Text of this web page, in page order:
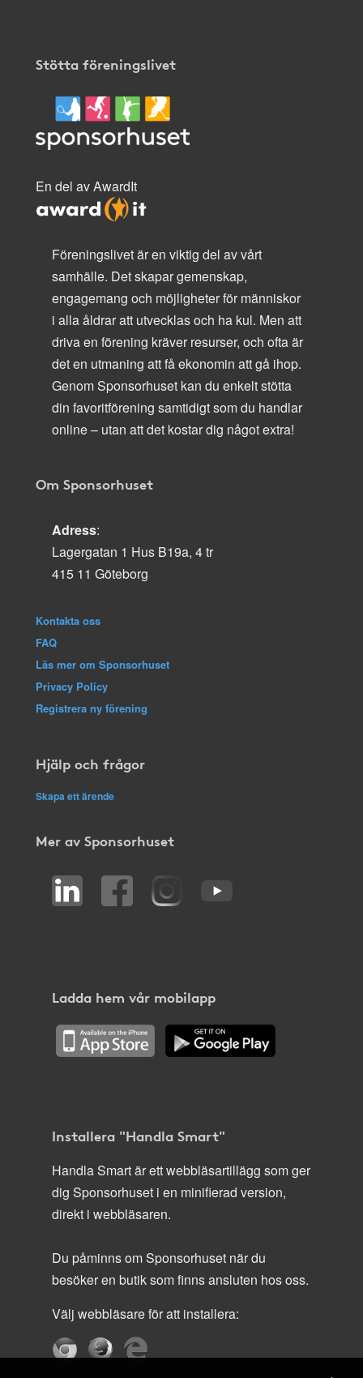
Stötta föreningslivet
En del av AwardIt
Föreningslivet är en viktig del av vårt
samhälle. Det skapar gemenskap,
engagemang och möjligheter för människor
i alla åldrar att utvecklas och ha kul. Men att
driva en förening kräver resurser, och ofta är
det en utmaning att få ekonomin att gå ihop.
Genom Sponsorhuset kan du enkelt stötta
din favoritförening samtidigt som du handlar
online – utan att det kostar dig något extra!
Om Sponsorhuset
Adress:
Lagergatan 1 Hus B19a, 4 tr
415 11 Göteborg
Kontakta oss
FAQ
Läs mer om Sponsorhuset
Privacy Policy
Registrera ny förening
Hjälp och frågor
Skapa ett ärende
Mer av Sponsorhuset
Ladda hem vår mobilapp
Installera "Handla Smart"
Handla Smart är ett webbläsartillägg som ger
dig Sponsorhuset i en minifierad version,
direkt i webbläsaren.
Du påminns om Sponsorhuset när du
besöker en butik som finns ansluten hos oss.
Välj webbläsare för att installera: